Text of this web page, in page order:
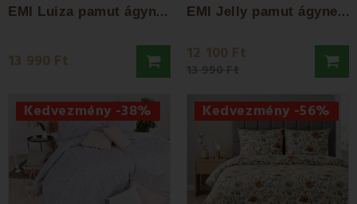
E
MI Luiza pamut ágyneműhuzat
13 990 Ft
E
MI Jelly pamut ágyneműhuzat
12 100 Ft
Kedvezmény -38% Kedvezmény -56%